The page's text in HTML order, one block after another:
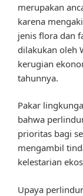
merupakan
karena
jenis flora dan
dilakukan oleh
kerugian
tahunnya.
Pakar
bahwa
prioritas bagi
mengambil
kelestarian
Upaya